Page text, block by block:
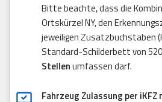
Bitte beachte, dass die
Ortskürzel NY, den
jeweiligen Zusatzbuchstaben
Standard-Schilderbett von
Stellenumfassen darf.
Fahrzeug Zulassung per iKFZ